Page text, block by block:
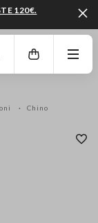
120€.
Chino